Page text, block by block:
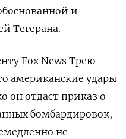
и
Тегерана.
Fox News Трею
американские удары
он отдаст приказ о
бомбардировок,
не